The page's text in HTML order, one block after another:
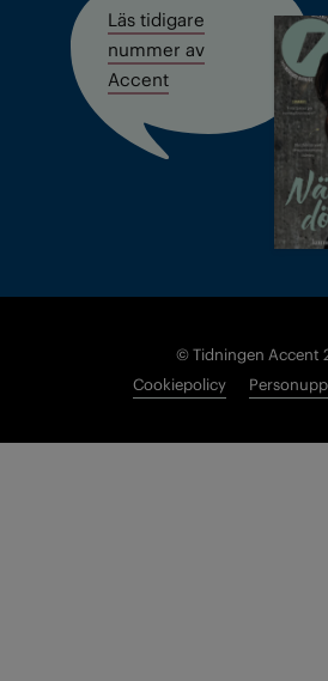
Läs tidigare
nummer av
Accent
© Tidningen Accent
Cookiepolicy